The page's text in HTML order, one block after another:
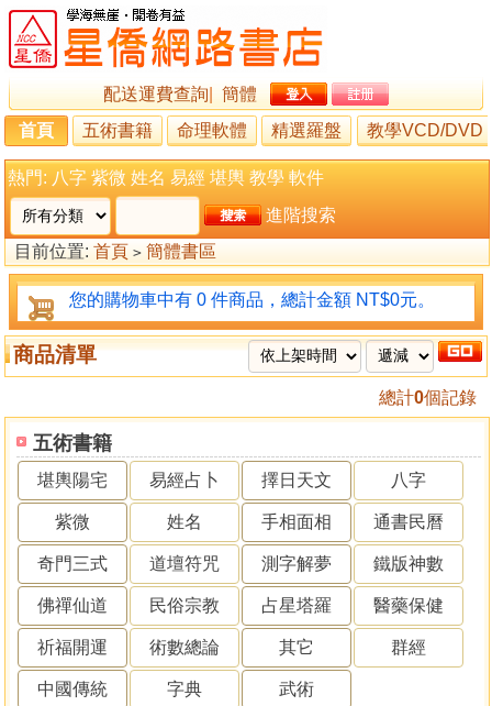
配送運費查詢
簡體
首頁
五術書籍 命理軟體 精選羅盤 教學VCD/DVD
熱門: 八字 紫微 姓名 易經 堪輿 教學 軟件
進階搜索
目前位置: 首頁 > 簡體書區
您的購物車中有 0 件商品，總計金額 NT$0元。
五術書籍
堪輿陽宅 易經占卜 擇日天文 八字
紫微 姓名 手相面相 通書民曆
奇門三式 道壇符咒 測字解夢 鐵版神數
佛禪仙道 民俗宗教 占星塔羅 醫藥保健
祈福開運 術數總論 其它 群經
中國傳統 字典 武術
商品清單
總計0個記錄